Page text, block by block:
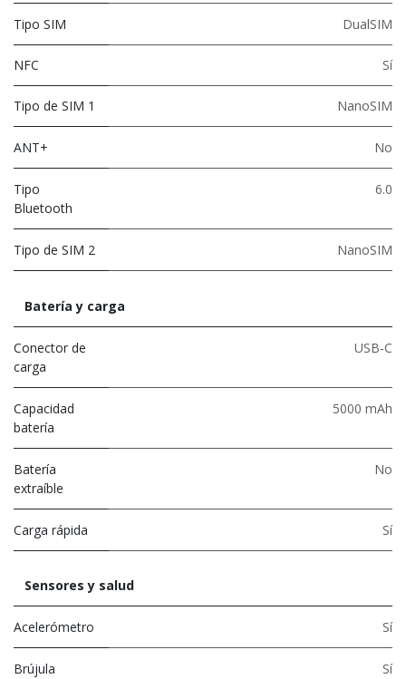
Tipo SIM DualSIM
NFC Sí
Tipo de SIM 1 NanoSIM
ANT+ No
Tipo
Bluetooth
6.0
Tipo de SIM 2 NanoSIM
Batería y carga
Conector de
carga
USB-C
Capacidad
batería
5000 mAh
Batería
extraíble
No
Carga rápida Sí
Sensores y salud
Acelerómetro Sí
Brújula
Sí